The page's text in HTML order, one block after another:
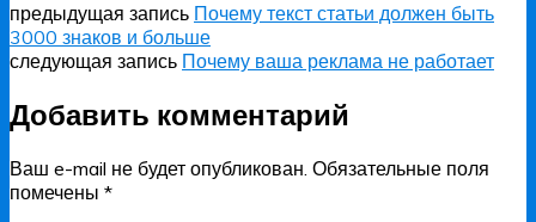
предыдущая запись Почему текст статьи должен быть
3000 знаков и больше
следующая запись Почему ваша реклама не работает
Добавить комментарий
Ваш e-mail не будет опубликован. Обязательные поля
помечены *